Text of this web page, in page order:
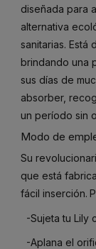
diseñada para
alternativa
sanitarias. Está
brindando una
sus días de
absorber,
un período sin
Modo de
Su
que está
fácil inserción.
-Sujeta tu Lily
-Aplana el